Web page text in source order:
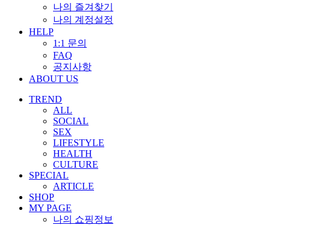
나의 즐겨찾기
나의 계정설정
HELP
1:1 문의
FAQ
공지사항
ABOUT US
TREND
ALL
SOCIAL
SEX
LIFESTYLE
HEALTH
CULTURE
SPECIAL
ARTICLE
SHOP
MY PAGE
나의 쇼핑정보